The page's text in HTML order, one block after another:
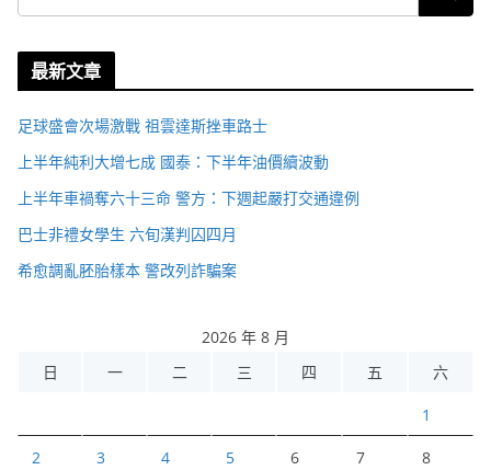
最新文章
足球盛會次場激戰 祖雲達斯挫車路士
上半年純利大增七成 國泰：下半年油價續波動
上半年車禍奪六十三命 警方：下週起嚴打交通違例
巴士非禮女學生 六旬漢判囚四月
希愈調亂胚胎樣本 警改列詐騙案
2026 年 8 月
日
一 二 三 四 五 六
1
2 3 4 5 6 7 8